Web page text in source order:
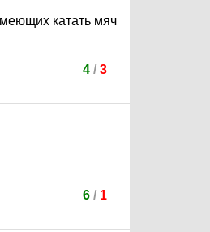
катать мяч
4/ 3
6/ 1